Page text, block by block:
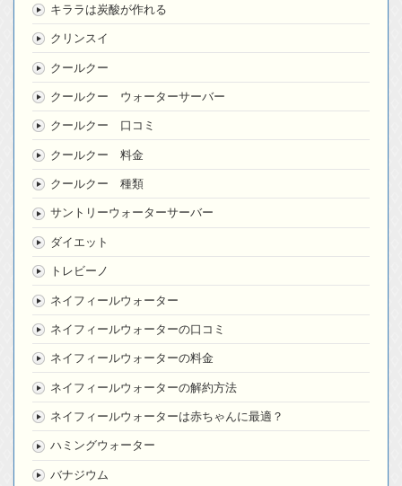
キララは炭酸が作れる
クリンスイ
クールクー
クールクー ウォーターサーバー
クールクー 口コミ
クールクー 料金
クールクー 種類
サントリーウォーターサーバー
ダイエット
トレビーノ
ネイフィールウォーター
ネイフィールウォーターの口コミ
ネイフィールウォーターの料金
ネイフィールウォーターの解約方法
ネイフィールウォーターは赤ちゃんに最適？
ハミングウォーター
バナジウム